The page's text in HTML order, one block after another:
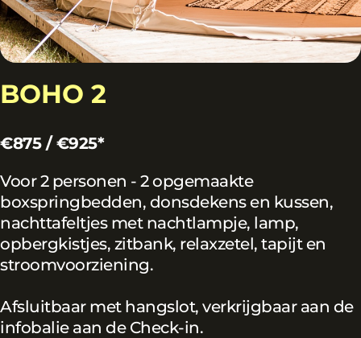
BOHO 2
€875 / €925*
Voor 2 personen - 2 opgemaakte
boxspringbedden, donsdekens en kussen,
nachttafeltjes met nachtlampje, lamp,
opbergkistjes, zitbank, relaxzetel, tapijt en
stroomvoorziening.
Afsluitbaar met hangslot, verkrijgbaar aan de
infobalie aan de Check-in.